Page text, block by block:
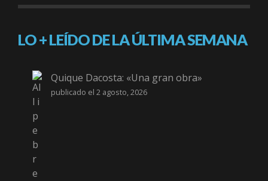
LO + LEÍDO DE LA ÚLTIMA SEMANA
Quique Dacosta: «Una gran obra»
publicado el 2 agosto, 2026